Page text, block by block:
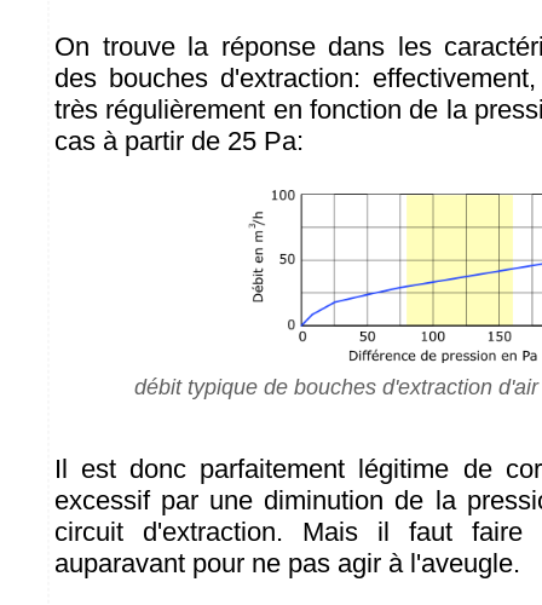
On trouve la réponse dans les
des bouches d'extraction:
très régulièrement en fonction de la
cas à partir de 25 Pa:
débit typique de bouches d'extraction
Il est donc parfaitement légitime de
excessif par une diminution de la
circuit d'extraction. Mais il faut faire
auparavant pour ne pas agir à l'aveugle.